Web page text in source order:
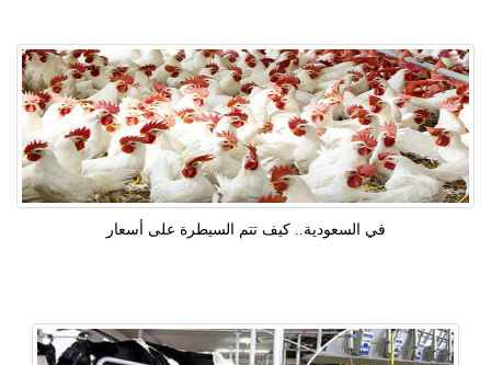
في السعودية.. كيف تتم السيطرة على أسعار